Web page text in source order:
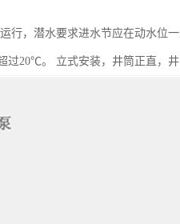
行，潜水要求进水节应在动水位
过20℃。 立式安装，井筒正直，井